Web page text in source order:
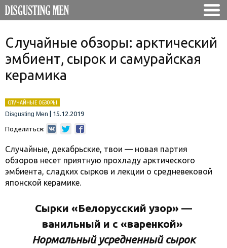
Случайные обзоры: арктический
эмбиент, сырок и самурайская
керамика
СЛУЧАЙНЫЕ ОБЗОРЫ
Disgusting Men
15.12.2019
Поделиться:
Случайные, декабрьские, твои — новая партия
обзоров несет приятную прохладу арктического
эмбиента, сладких сырков и лекции о средневековой
японской керамике.
Сырки «Белорусский узор» —
ванильный и с «варенкой»
Нормальный усредненный сырок